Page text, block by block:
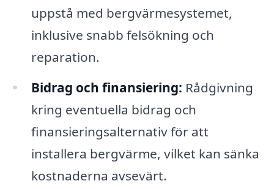
uppstå med bergvärmesystemet,
inklusive snabb felsökning och
reparation.
Bidrag och finansiering: Rådgivning
kring eventuella bidrag och
finansieringsalternativ för att
installera bergvärme, vilket kan sänka
kostnaderna avsevärt.